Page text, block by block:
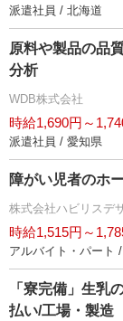
派遣社員 / 北海道
原料や製品の品
分析
WDB株式会社
時給1,690円～
派遣社員 / 愛知県
障がい児者のホ
株式会社ハビリスデ
時給1,515円～
アルバイト・パート
「寮完備」生乳
払い/工場・製造